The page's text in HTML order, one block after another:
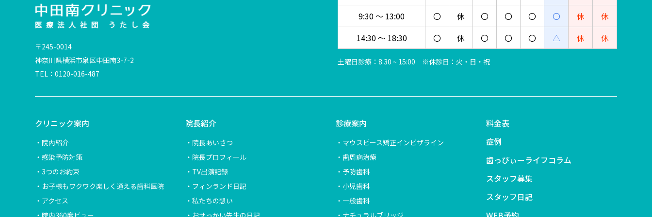
〒245-0014
神奈川県横浜市泉区中田南3-7-2
TEL：0120-016-487
9:30 ～ 13:00
〇 休 〇 〇 〇 〇 休
休
14:30 ～ 18:30
〇 休 〇 〇 〇 △ 休 休
土曜日診療：8:30 ~ 15:00 ※休診日：火・日・祝
クリニック案内
院内紹介
感染予防対策
3つのお約束
お子様もワクワク楽しく通える歯科医院
アクセス
院長紹介
院長あいさつ
院長プロフィール
TV出演記録
フィンランド日記
私たちの想い
診療案内
マウスピース矯正インビザライン
歯周病治療
予防歯科
小児歯科
一般歯科
料金表
症例
歯っぴぃーライフコラム
スタッフ募集
スタッフ日記